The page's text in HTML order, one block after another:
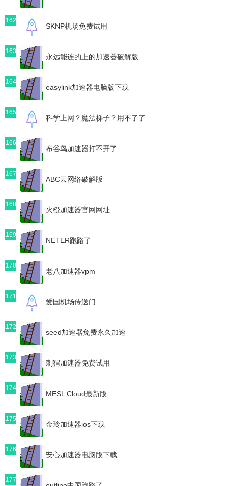
162
SKNP机场免费试用
163
永远能连的上的加速器破解版
164
easylink加速器电脑版下载
165
科学上网？魔法梯子？用不了了
166
布谷鸟加速器打不开了
167
ABC云网络破解版
168
火橙加速器官网网址
169
NETER跑路了
170
老八加速器vpm
171
爱国机场传送门
172
seed加速器免费永久加速
173
刺猬加速器免费试用
174
MESL Cloud最新版
175
金玲加速器ios下载
176
安心加速器电脑版下载
177